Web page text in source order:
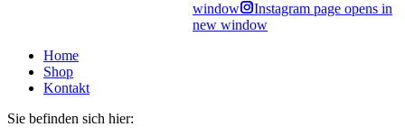
window
Instagram page opens in
new window
Home
Shop
Kontakt
Sie befinden sich hier: